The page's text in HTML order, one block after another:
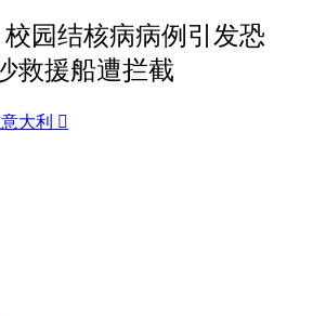
园结核病病例引发恐
救援船遭拦截
大利 